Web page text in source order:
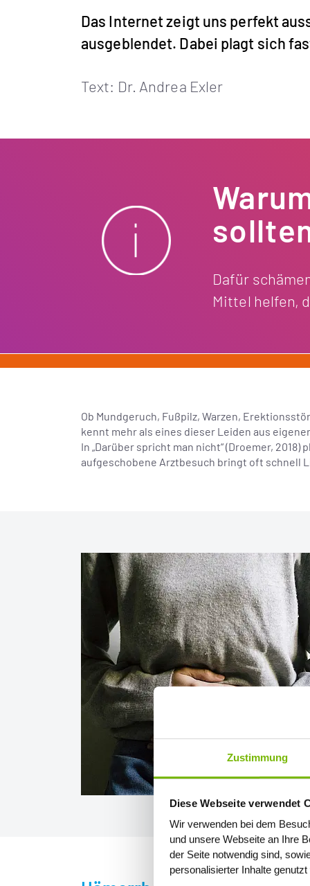
Zustimmung
Diese Webseite verwendet
Wir verwenden bei dem
und unsere Webseite an Ihre
der Seite notwendig sind,
personalisierter Inhalte genutzt
Das Internet zeigt uns perfekt
ausgeblendet. Dabei plagt sich
Text: Dr. Andrea Exler
Dafür
Mittel helfen,
Ob Mundgeruch, Fußpilz, Warzen,
kennt mehr als eines dieser Leiden aus
In „Darüber spricht man nicht“ (Droemer,
aufgeschobene Arztbesuch bringt oft schnell